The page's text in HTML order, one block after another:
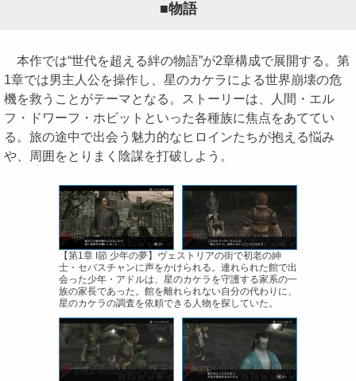
■物語
本作では“世代を超える絆の物語”が2章構成で展開する。第
1章では男主人公を操作し、星のカケラによる世界崩壊の危
機を救うことがテーマとなる。ストーリーは、人間・エル
フ・ドワーフ・ホビットといった各種族に焦点をあててい
る。旅の途中で出会う魅力的なヒロインたちが抱える悩み
や、周囲をとりまく陰謀を打破しよう。
【第1章 I節 少年の夢】ヴェストリアの街で初老の紳
士・セバスチャンに声をかけられる。連れられた館で出
会った少年・アドルは、星のカケラを守護する家系の一
族の家長であった。館を離れられない自分の代わりに、
星のカケラの調査を依頼できる人物を探していた。